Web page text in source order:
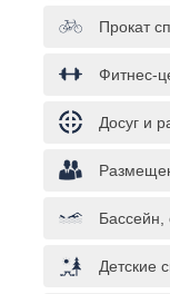
Прокат
Фитнес-
Досуг и
Детские